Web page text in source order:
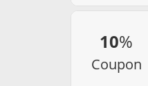
10%
coupon